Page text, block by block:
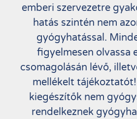
emberi szervezetre
hatás szintén nem
gyógyhatással.
figyelmesen olvassa
csomagolásán lévő,
mellékelt
kiegészítők nem
rendelkeznek